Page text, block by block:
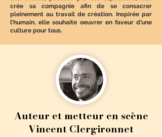
crée sa compagnie afin de se consacrer
pleinement au travail de création. Inspirée par
l’humain, elle souhaite oeuvrer en faveur d’une
culture pour tous.
Auteur et metteur en scène
Vincent Clergironnet